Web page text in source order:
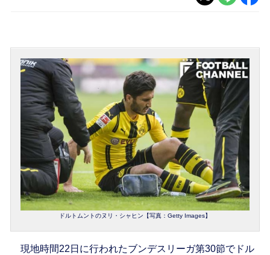
ドルトムントのヌリ・シャヒン【写真：Getty Images】
現地時間22日に行われたブンデスリーガ第30節でドル